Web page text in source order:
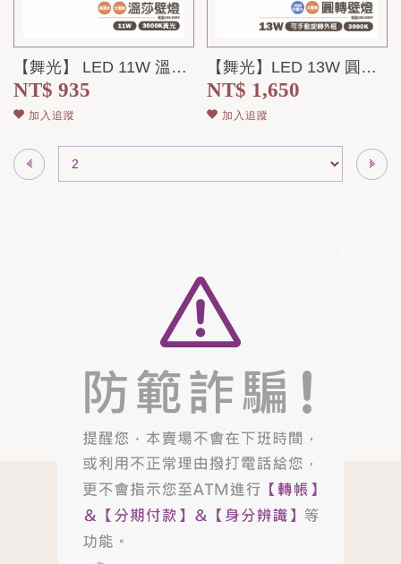
【舞光】 LED 11W 溫莎 防水壁燈 全電壓
NT$ 935
加入追蹤
【舞光】LED 13W 圓轉 防水壁燈 全電壓 轉動外框可改變照射方向
NT$ 1,650
加入追蹤